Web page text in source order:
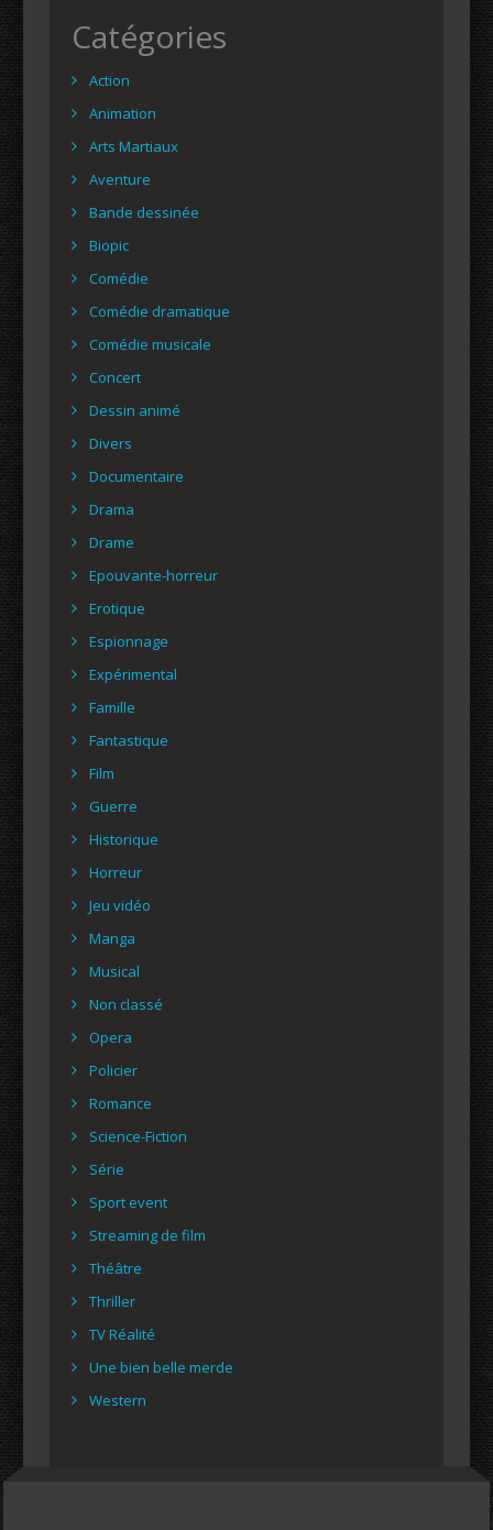
Catégories
Action
Animation
Arts Martiaux
Aventure
Bande dessinée
Biopic
Comédie
Comédie dramatique
Comédie musicale
Concert
Dessin animé
Divers
Documentaire
Drama
Drame
Epouvante-horreur
Erotique
Espionnage
Expérimental
Famille
Fantastique
Film
Guerre
Historique
Horreur
Jeu vidéo
Manga
Musical
Non classé
Opera
Policier
Romance
Science-Fiction
Série
Sport event
Streaming de film
Théâtre
Thriller
TV Réalité
Une bien belle merde
Western